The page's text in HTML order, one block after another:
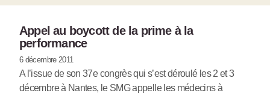
Appel au boycott de la prime à la
performance
6 décembre 2011
A l’issue de son 37e congrès qui s’est déroulé les 2 et 3
décembre à Nantes, le SMG appelle les médecins à